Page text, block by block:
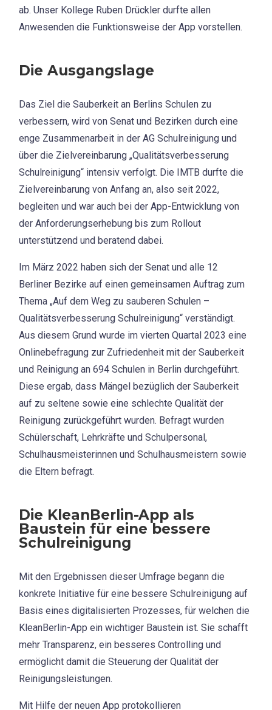
ab. Unser Kollege Ruben Drückler durfte allen
Anwesenden die Funktionsweise der App vorstellen.
Die Ausgangslage
Das Ziel die Sauberkeit an Berlins Schulen zu
verbessern, wird von Senat und Bezirken durch eine
enge Zusammenarbeit in der AG Schulreinigung und
über die Zielvereinbarung „Qualitätsverbesserung
Schulreinigung“ intensiv verfolgt. Die IMTB durfte die
Zielvereinbarung von Anfang an, also seit 2022,
begleiten und war auch bei der App-Entwicklung von
der Anforderungserhebung bis zum Rollout
unterstützend und beratend dabei.
Im März 2022 haben sich der Senat und alle 12
Berliner Bezirke auf einen gemeinsamen Auftrag zum
Thema „Auf dem Weg zu sauberen Schulen –
Qualitätsverbesserung Schulreinigung“ verständigt.
Aus diesem Grund wurde im vierten Quartal 2023 eine
Onlinebefragung zur Zufriedenheit mit der Sauberkeit
und Reinigung an 694 Schulen in Berlin durchgeführt.
Diese ergab, dass Mängel bezüglich der Sauberkeit
auf zu seltene sowie eine schlechte Qualität der
Reinigung zurückgeführt wurden. Befragt wurden
Schülerschaft, Lehrkräfte und Schulpersonal,
Schulhausmeisterinnen und Schulhausmeistern sowie
die Eltern befragt.
Die KleanBerlin-App als
Baustein für eine bessere
Schulreinigung
Mit den Ergebnissen dieser Umfrage begann die
konkrete Initiative für eine bessere Schulreinigung auf
Basis eines digitalisierten Prozesses, für welchen die
KleanBerlin-App ein wichtiger Baustein ist. Sie schafft
mehr Transparenz, ein besseres Controlling und
ermöglicht damit die Steuerung der Qualität der
Reinigungsleistungen.
Mit Hilfe der neuen App protokollieren